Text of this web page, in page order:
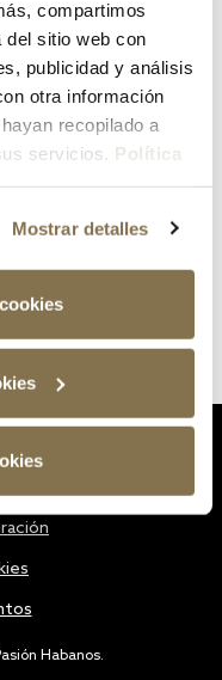
compartimos
del sitio web con
publicidad y análisis
otra información
recopilado a
servicios. Política
Mostrar detalles
Habanos.